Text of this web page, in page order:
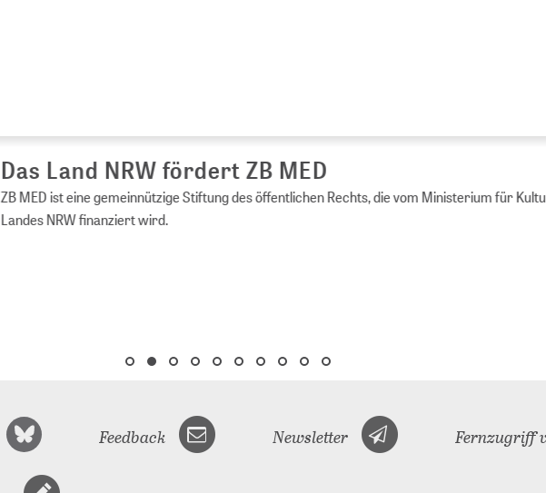
Das Land NRW fördert ZB MED
ZB MED ist eine gemeinnützige Stiftung des öffentlichen Rechts, die vom Ministerium für
Landes NRW finanziert wird.
Feedback Newsletter Fernzugriff